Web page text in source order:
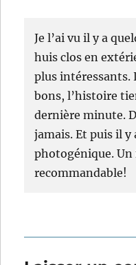
Je l’ai vu il y a
huis clos en
plus intéressants.
bons, l’histoire
dernière minute.
jamais. Et puis il y
photogénique.
recommandable!